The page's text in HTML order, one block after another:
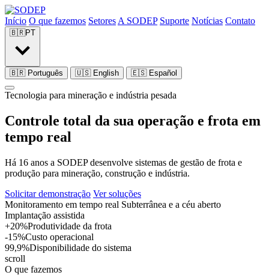
Início O que fazemos Setores A SODEP Suporte Notícias Contato
🇧🇷PT
🇧🇷Português 🇺🇸English 🇪🇸Español
Tecnologia para mineração e indústria pesada
Controle total da sua operação e frota em
tempo real
Há 16 anos a SODEP desenvolve sistemas de gestão de frota e
produção para mineração, construção e indústria.
Solicitar demonstração Ver soluções
Monitoramento em tempo real Subterrânea e a céu aberto
Implantação assistida
+20%Produtividade da frota
-15%Custo operacional
99,9%Disponibilidade do sistema
scroll
O que fazemos